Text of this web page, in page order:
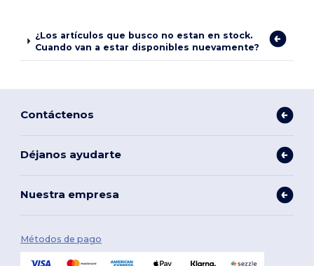
¿Los artículos que busco no estan en stock.
Cuando van a estar disponibles nuevamente?
Contáctenos
Déjanos ayudarte
Nuestra empresa
Métodos de pago